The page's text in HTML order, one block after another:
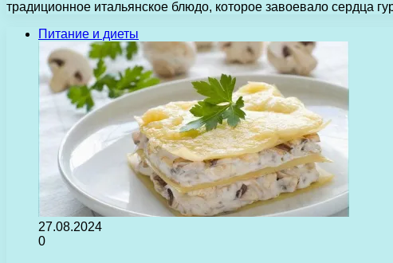
традиционное итальянское блюдо, которое завоевало сердца
Питание и диеты
27.08.2024
0